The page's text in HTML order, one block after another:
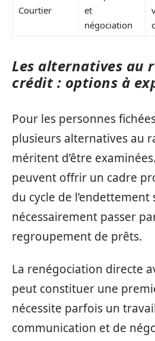
Courtier
et
négociation
Les alternatives au
crédit : options à
Pour les personnes
plusieurs alternatives au
méritent d’être
peuvent offrir un cadre
du cycle de l’endettement
nécessairement passer
regroupement de prêts.
La renégociation directe
peut constituer une
nécessite parfois un
communication et de